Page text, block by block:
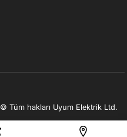
© Tüm hakları Uyum Elektrik Ltd.